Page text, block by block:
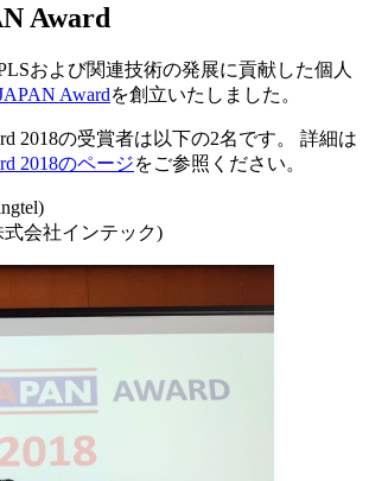
Award
および関連技術の発展に貢献した個人
Awardを創立いたしました。
2018の受賞者は以下の2名です。 詳細は
2018のページをご参照ください。
式会社インテック)